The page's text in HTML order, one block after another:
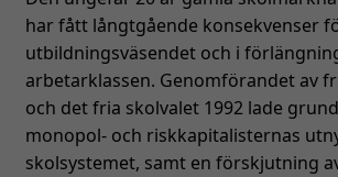
har fått långtgående konsekvenser
utbildningsväsendet och i
arbetarklassen. Genomförandet av
och det fria skolvalet 1992 lade
monopol- och riskkapitalisternas
skolsystemet, samt en förskjutning